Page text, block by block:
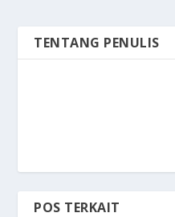
TENTANG PENULIS
POS TERKAIT